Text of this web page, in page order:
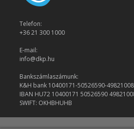
Telefon:
+36 21 300 1000
E-mail:
info@dkp.hu
Bankszámlaszámunk:
K&H bank 10400171-50526590-49821008
IBAN HU72 10400171 50526590
SWIFT: OKHBHUHB